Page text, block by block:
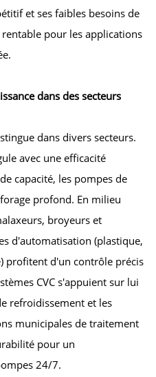
et ses faibles besoins de
pour les applications
dans des secteurs
dans divers secteurs.
avec une efficacité
capacité, les pompes de
profond. En milieu
broyeurs et
d'automatisation (plastique,
profitent d'un contrôle précis
CVC s'appuient sur lui
refroidissement et les
municipales de traitement
pour un
24/7.